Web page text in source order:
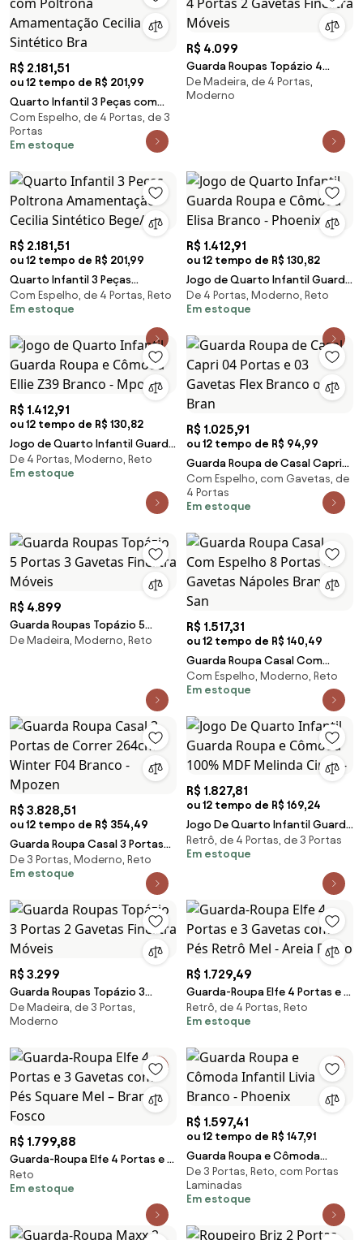
R$ 2.181,51
ou 12 tempo de R$ 201,99
Quarto Infantil 3 Peças com
Poltrona Amamentação Cecilia
Sintético Bra
Com Espelho, de 4 Portas, de 3
Portas
Em estoque
R$ 4.099
Guarda Roupas Topázio 4
Portas 2 Gavetas Finestra
Móveis
De Madeira, de 4 Portas,
Moderno
R$ 2.181,51
ou 12 tempo de R$ 201,99
Quarto Infantil 3 Peças
Poltrona Amamentação Cecilia
Sintético Bege/Br
Com Espelho, de 4 Portas, Reto
Em estoque
R$ 1.412,91
ou 12 tempo de R$ 130,82
Jogo de Quarto Infantil Guarda
Roupa e Cômoda Elisa Branco -
Phoenix
De 4 Portas, Moderno, Reto
Em estoque
R$ 1.412,91
ou 12 tempo de R$ 130,82
Jogo de Quarto Infantil Guarda
Roupa e Cômoda Ellie Z39
Branco - Mpoze
De 4 Portas, Moderno, Reto
Em estoque
R$ 1.025,91
ou 12 tempo de R$ 94,99
Guarda Roupa de Casal Capri
04 Portas e 03 Gavetas Flex
Branco ou Bran
Com Espelho, com Gavetas, de
4 Portas
Em estoque
R$ 4.899
Guarda Roupas Topázio 5
Portas 3 Gavetas Finestra
De Madeira, Moderno, Reto
R$ 1.517,31
ou 12 tempo de R$ 140,49
Guarda Roupa Casal Com
Espelho 8 Portas 4 Gavetas
Nápoles Branco - San
Com Espelho, Moderno, Reto
Em estoque
R$ 3.828,51
ou 12 tempo de R$ 354,49
Guarda Roupa Casal 3 Portas
de Correr 264cm Winter F04
Branco - Mpozen
De 3 Portas, Moderno, Reto
Em estoque
R$ 1.827,81
ou 12 tempo de R$ 169,24
Jogo De Quarto Infantil Guarda
Roupa e Cômoda 100% MDF
Melinda Cinza -
Retrô, de 4 Portas, de 3 Portas
Em estoque
R$ 3.299
Guarda Roupas Topázio 3
Portas 2 Gavetas Finestra
Móveis
De Madeira, de 3 Portas,
Moderno
R$ 1.729,49
Guarda-Roupa Elfe 4 Portas e 3
Gavetas com Pés Retrô Mel -
Areia Fosco
Retrô, de 4 Portas, Reto
Em estoque
R$ 1.799,88
Guarda-Roupa Elfe 4 Portas e 3
Gavetas com Pés Square Mel –
Branco Fosco
Reto
Em estoque
R$ 1.597,41
ou 12 tempo de R$ 147,91
Guarda Roupa e Cômoda
Infantil Livia Branco - Phoenix
De 3 Portas, Reto, com Portas
Laminadas
Em estoque